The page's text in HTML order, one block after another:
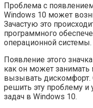
Проблема с
Windows 10 может
Зачастую это
программного
операционной системы.
Появление этого
как он может занимать
вызывать дискомфорт.
решить эту проблему и
задач в Windows 10.